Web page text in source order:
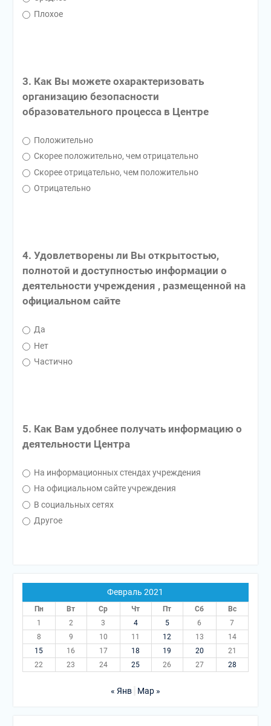
Плохое
3. Как Вы можете охарактеризовать
организацию безопасности
образовательного процесса в Центре
Положительно
Скорее положительно, чем отрицательно
Скорее отрицательно, чем положительно
Отрицательно
4. Удовлетворены ли Вы открытостью,
полнотой и доступностью информации о
деятельности учреждения , размещенной на
официальном сайте
Да
Нет
Частично
5. Как Вам удобнее получать информацию о
деятельности Центра
На информационных стендах учреждения
На официальном сайте учреждения
В социальных сетях
Другое
Февраль 2021
Пн Вт Ср Чт Пт Сб
Вс
1
2 3 4 5 6
7
8
9 10 11 12 13
14
15
16 17 18 19 20
21
22
23 24 25 26 27 28
« Янв Мар »